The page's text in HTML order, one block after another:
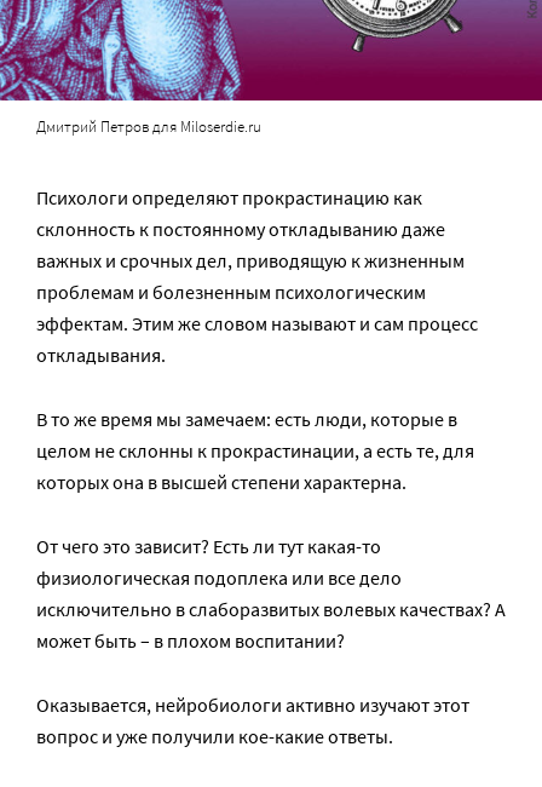
Дмитрий Петров для Miloserdie.ru
Психологи определяют прокрастинацию как
склонность к постоянному откладыванию даже
важных и срочных дел, приводящую к жизненным
проблемам и болезненным психологическим
эффектам. Этим же словом называют и сам процесс
откладывания.
В то же время мы замечаем: есть люди, которые в
целом не склонны к прокрастинации, а есть те, для
которых она в высшей степени характерна.
От чего это зависит? Есть ли тут какая-то
физиологическая подоплека или все дело
исключительно в слаборазвитых волевых качествах? А
может быть – в плохом воспитании?
Оказывается, нейробиологи активно изучают этот
вопрос и уже получили кое-какие ответы.